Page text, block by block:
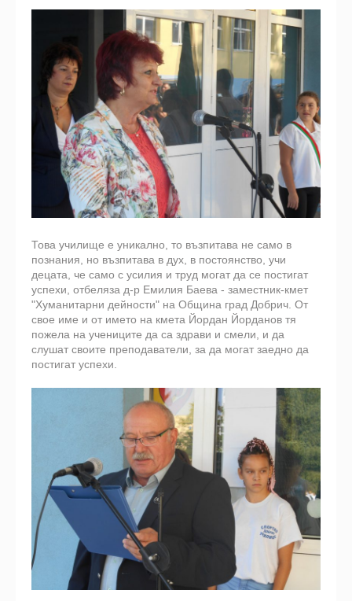
Това училище е уникално, то възпитава не само в
познания, но възпитава в дух, в постоянство, учи
децата, че само с усилия и труд могат да се постигат
успехи, отбеляза д-р Емилия Баева - заместник-кмет
"Хуманитарни дейности" на Община град Добрич. От
свое име и от името на кмета Йордан Йорданов тя
пожела на учениците да са здрави и смели, и да
слушат своите преподаватели, за да могат заедно да
постигат успехи.